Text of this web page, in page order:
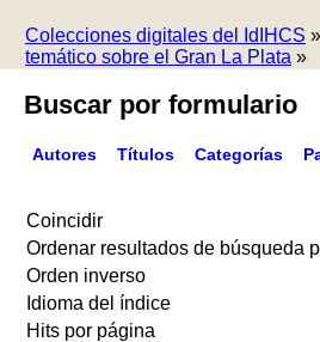
Colecciones digitales del IdIHCS »
temático sobre el Gran La Plata »
Buscar por formulario
Autores Títulos Categorías
Coincidir
Ordenar resultados de búsqueda
Orden inverso
Idioma del índice
Hits por página